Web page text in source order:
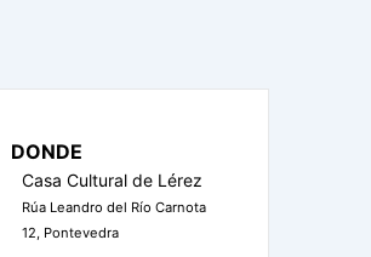
DONDE
Casa Cultural de Lérez
Rúa Leandro del Río Carnota
12, Pontevedra